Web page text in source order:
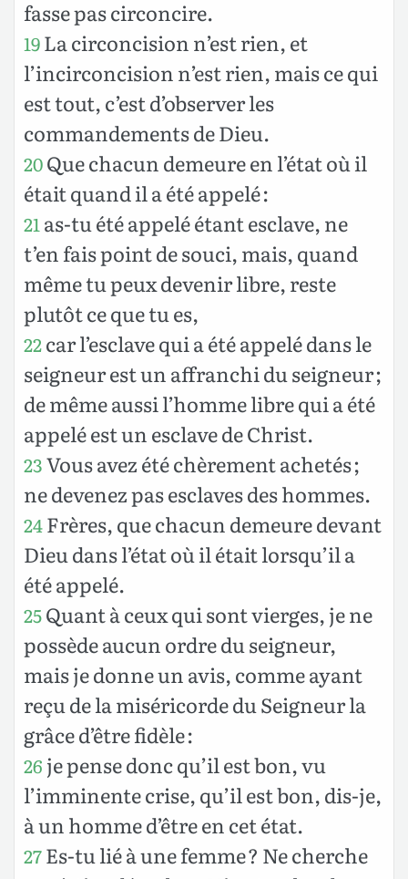
fasse pas circoncire.
19La circoncision n’est rien, et
l’incirconcision n’est rien, mais ce qui
est tout, c’est d’observer les
commandements de Dieu.
20Que chacun demeure en l’état où il
était quand il a été appelé :
21as-tu été appelé étant esclave, ne
t’en fais point de souci, mais, quand
même tu peux devenir libre, reste
plutôt ce que tu es,
22car l’esclave qui a été appelé dans le
seigneur est un affranchi du seigneur ;
de même aussi l’homme libre qui a été
appelé est un esclave de Christ.
23Vous avez été chèrement achetés ;
ne devenez pas esclaves des hommes.
24Frères, que chacun demeure devant
Dieu dans l’état où il était lorsqu’il a
été appelé.
25Quant à ceux qui sont vierges, je ne
possède aucun ordre du seigneur,
mais je donne un avis, comme ayant
reçu de la miséricorde du Seigneur la
grâce d’être fidèle :
26 je pense donc qu’il est bon, vu
l’imminente crise, qu’il est bon, dis-je,
à un homme d’être en cet état.
27Es-tu lié à une femme ? Ne cherche